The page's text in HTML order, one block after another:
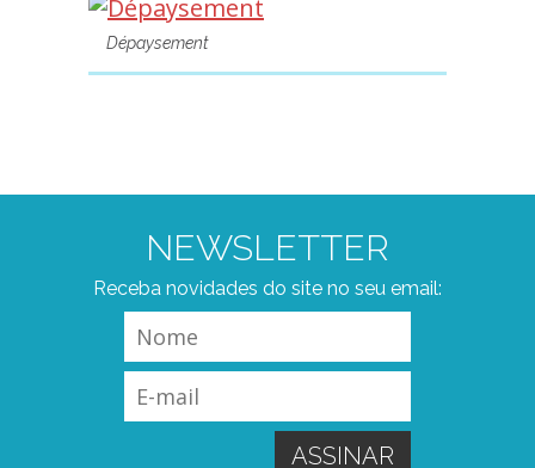
Dépaysement
NEWSLETTER
Receba novidades do site no seu email: